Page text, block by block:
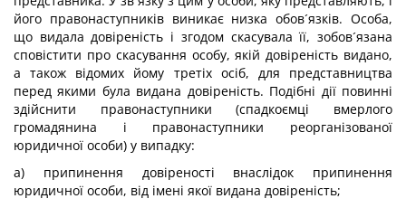
його правонаступників виникає низка обов´язків. Особа,
що видала довіреність і згодом скасувала її, зобов´язана
сповістити про скасування особу, якій довіреність видано,
а також відомих йому третіх осіб, для представництва
перед якими була видана довіреність. Подібні дії повинні
здійснити правонаступники (спадкоємці вмерлого
громадянина і правонаступники реорганізованої
юридичної особи) у випадку:
а) припинення довіреності внаслідок припинення
юридичної особи, від імені якої видана довіреність;